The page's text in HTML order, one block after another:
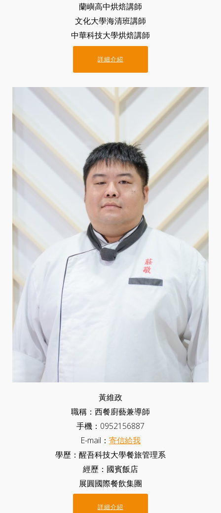
蘭嶼高中烘焙講師
文化大學海清班講師
中華科技大學烘焙講師
詳細介紹
黃維政
職稱：西餐廚藝兼導師
手機：0952156887
E-mail： 寄信給我
學歷：醒吾科技大學餐旅管理系
經歷：國賓飯店
展圓國際餐飲集團
詳細介紹